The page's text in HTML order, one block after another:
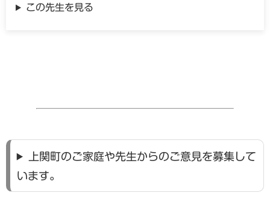
この先生を見る
上関町のご家庭や先生からのご意見を募集して
います。